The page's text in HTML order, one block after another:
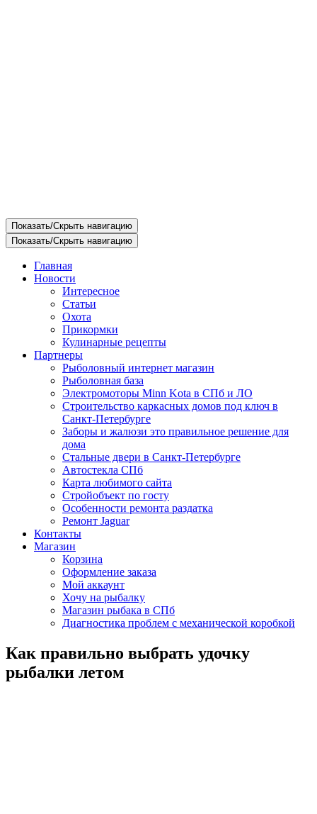
Показать/Скрыть навигацию
Показать/Скрыть навигацию
Главная
Новости
Интересное
Статьи
Охота
Прикормки
Кулинарные рецепты
Партнеры
Рыболовный интернет магазин
Рыболовная база
Электромоторы Minn Kota в СПб и ЛО
Строительство каркасных домов под ключ в
Санкт-Петербурге
Заборы и жалюзи это правильное решение для
дома
Стальные двери в Санкт-Петербурге
Автостекла СПб
Карта любимого сайта
Стройобъект по госту
Особенности ремонта раздатка
Ремонт Jaguar
Контакты
Магазин
Корзина
Оформление заказа
Мой аккаунт
Хочу на рыбалку
Магазин рыбака в СПб
Диагностика проблем с механической коробкой
Как правильно выбрать удочку
рыбалки летом